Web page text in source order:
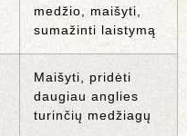
medžio, maišyti,
sumažinti laistymą
Maišyti, pridėti
daugiau anglies
turinčių medžiagų